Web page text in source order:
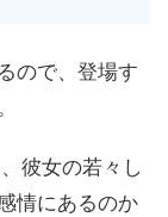
ので、登場す
彼女の若々し
情にあるのか